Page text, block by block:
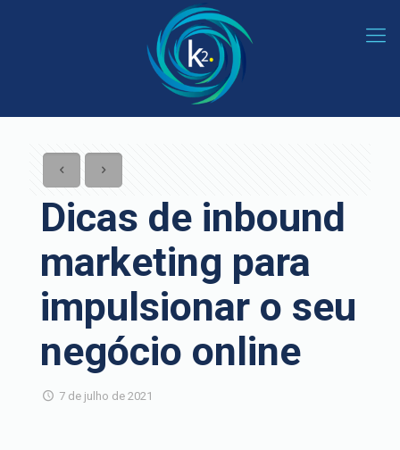
Dicas de inbound
marketing para
impulsionar o seu
negócio online
7 de julho de 2021